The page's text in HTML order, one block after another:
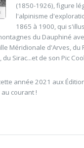
(1850-1926), figure
l'alpinisme
1865 à 1900, qui
du Dauphiné
Méridionale d'Arves, du
Sirac...et de son Pic
année 2021 aux
courant !